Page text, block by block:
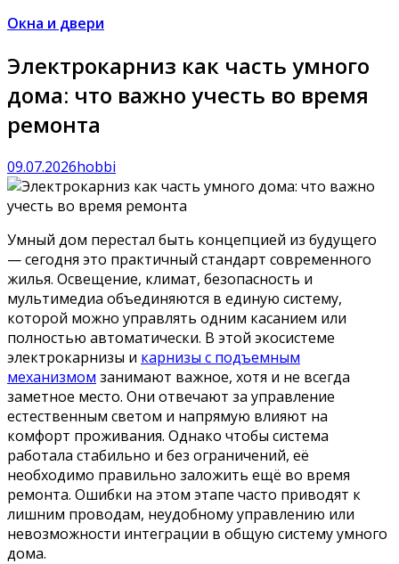
Окна и двери
Электрокарниз как часть умного
дома: что важно учесть во время
ремонта
09.07.2026hobbi
Умный дом перестал быть концепцией из будущего
— сегодня это практичный стандарт современного
жилья. Освещение, климат, безопасность и
мультимедиа объединяются в единую систему,
которой можно управлять одним касанием или
полностью автоматически. В этой экосистеме
электрокарнизы и карнизы с подъемным
механизмом занимают важное, хотя и не всегда
заметное место. Они отвечают за управление
естественным светом и напрямую влияют на
комфорт проживания. Однако чтобы система
работала стабильно и без ограничений, её
необходимо правильно заложить ещё во время
ремонта. Ошибки на этом этапе часто приводят к
лишним проводам, неудобному управлению или
невозможности интеграции в общую систему умного
дома.